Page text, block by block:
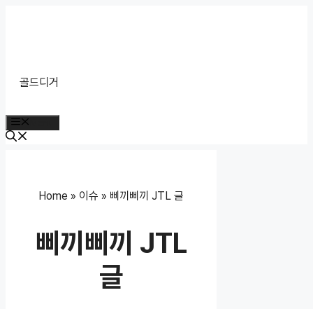
골드디거
Home » 이슈 » 삐끼삐끼 JTL 글
삐끼삐끼 JTL
글